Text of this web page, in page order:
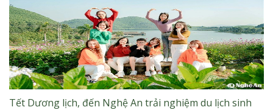
Tết Dương lịch, đến Nghệ An trải nghiệm du lịch sinh